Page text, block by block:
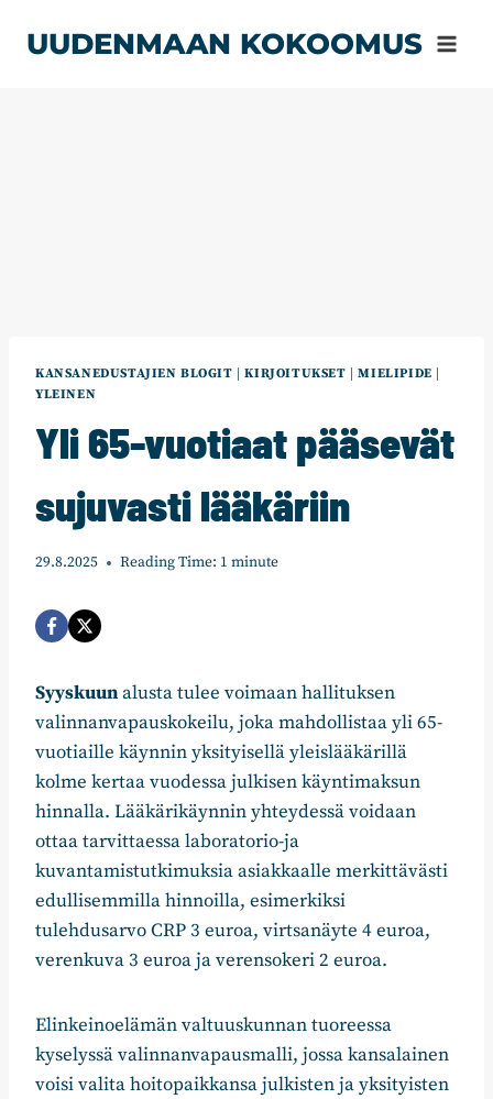
sisältöön
UUDENMAAN KOKOOMUS
KANSANEDUSTAJIEN BLOGIT |KIRJOITUKSET |MIELIPIDE |
YLEINEN
Yli 65-vuotiaat pääsevät
sujuvasti lääkäriin
29.8.2025 Reading Time: 1 minute
Syyskuunalusta tulee voimaan hallituksen
valinnanvapauskokeilu, joka mahdollistaa yli 65-
vuotiaille käynnin yksityisellä yleislääkärillä
kolme kertaa vuodessa julkisen käyntimaksun
hinnalla. Lääkärikäynnin yhteydessä voidaan
ottaa tarvittaessa laboratorio-ja
kuvantamistutkimuksia asiakkaalle merkittävästi
edullisemmilla hinnoilla, esimerkiksi
tulehdusarvo CRP 3 euroa, virtsanäyte 4 euroa,
verenkuva 3 euroa ja verensokeri 2 euroa.
Elinkeinoelämän valtuuskunnan tuoreessa
kyselyssä valinnanvapausmalli, jossa kansalainen
voisi valita hoitopaikkansa julkisten ja yksityisten